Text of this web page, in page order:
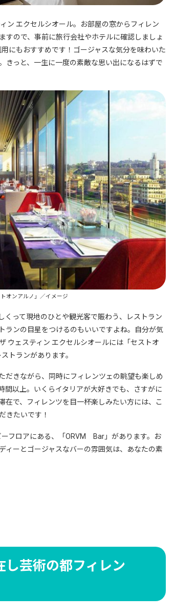
ン エクセルシオール。お部屋の窓からフィレン
すので、事前に旅行会社やホテルに確認しましょ
にもおすすめです！ゴージャスな気分を味わいた
きっと、一生に一度の素敵な思い出になるはずで
オンアルノ」／イメージ
くって現地のひとや観光客で賑わう、レストラン
ランの目星をつけるのもいいですよね。自分が気
ウェスティン エクセルシオールには「セストオ
トランがあります。
だきながら、同時にフィレンツェの眺望も楽しめ
間以上。いくらイタリアが大好きでも、さすがに
在で、フィレンツを目一杯楽しみたい方には、こ
きたいです！
フロアにある、「ORVM Bar」があります。お
ィーとゴージャスなバーの雰囲気は、あなたの素
芸術の都フィレン